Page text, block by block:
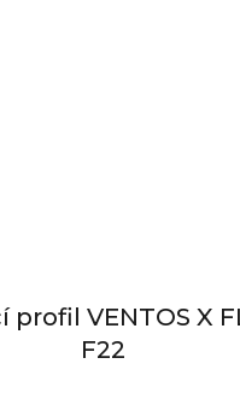
profil VENTOS X
F22